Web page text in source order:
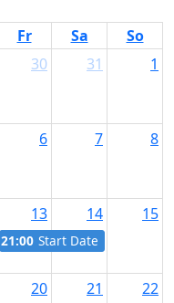
Fr Sa
So
30 31 1
6 7 8
13
21:00 Start Date
14 15
20 21 22